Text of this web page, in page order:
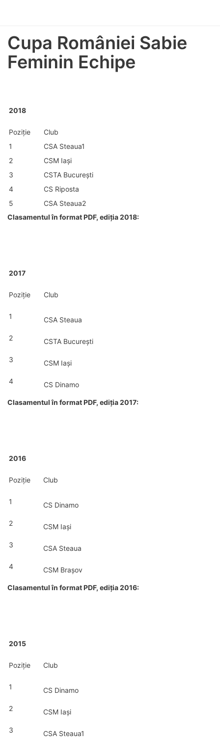
Cupa României Sabie
Feminin Echipe
2018
Poziție
Club
1
CSA Steaua1
2
CSM Iași
3
CSTA București
4
CS Riposta
5
CSA Steaua2
Clasamentul în format PDF, ediția 2018:
2017
Poziție Club
1 CSA Steaua
2 CSTA București
3 CSM Iași
4 CS Dinamo
Clasamentul în format PDF, ediția 2017:
2016
Poziție Club
1 CS Dinamo
2 CSM Iași
3 CSA Steaua
4 CSM Brașov
Clasamentul în format PDF, ediția 2016:
2015
Poziție Club
1 CS Dinamo
2 CSM Iași
3 CSA Steaua1